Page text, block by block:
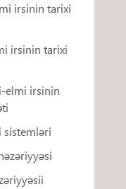
irsinin tarixi
irsinin tarixi
elmi irsinin
sistemləri